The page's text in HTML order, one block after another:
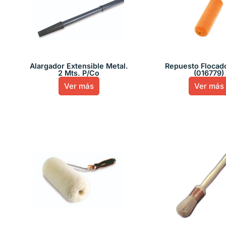
Alargador Extensible Metal.
2 Mts. P/Co
Ver más
Repuesto
(016779)
Ver más